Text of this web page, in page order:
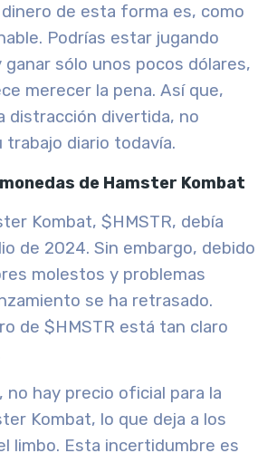
de esta forma es, como
Podrías estar jugando
sólo unos pocos dólares,
merecer la pena. Así que,
distracción divertida, no
trabajo diario todavía.
de Hamster Kombat
Kombat, $HMSTR, debía
de 2024. Sin embargo, debido
molestos y problemas
se ha retrasado.
de $HMSTR está tan claro
no hay precio oficial para la
Kombat, lo que deja a los
limbo. Esta incertidumbre es